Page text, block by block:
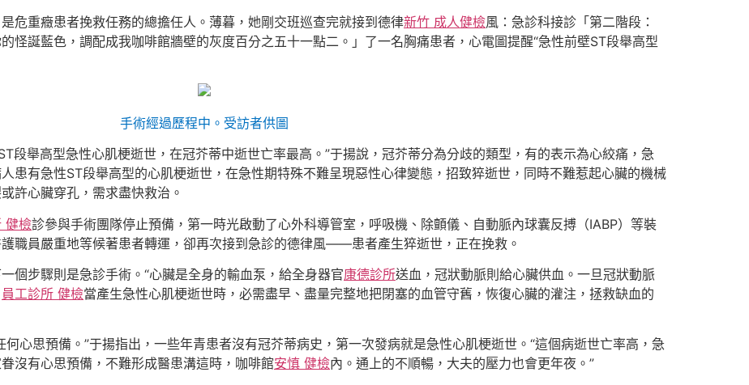
危重癥患者挽救任務的總擔任人。薄暮，她剛交班巡查完就接到德律新竹 成人健檢風：急診科接診「第二階段：
怪誕藍色，調配成我咖啡館牆壁的灰度百分之五十一點二。」了一名胸痛患者，心電圖提醒“急性前壁ST段舉高型
手術經過歷程中。受訪者供圖
段舉高型急性心肌梗逝世，在冠芥蒂中逝世亡率最高。”于揚說，冠芥蒂分為分歧的類型，有的表示為心絞痛，急
患有急性ST段舉高型的心肌梗逝世，在急性期特殊不難呈現惡性心律變態，招致猝逝世，同時不難惹起心臟的機械
許心臟穿孔，需求盡快救治。
健檢診參與手術團隊停止預備，第一時光啟動了心外科導管室，呼吸機、除顫儀、自動脈內球囊反搏（IABP）等裝
職員嚴重地等候著患者轉運，卻再次接到急診的德律風——患者產生猝逝世，正在挽救。
個步驟則是急診手術。“心臟是全身的輸血泵，給全身器官康德診所送血，冠狀動脈則給心臟供血。一旦冠狀動脈
員工診所 健檢當產生急性心肌梗逝世時，必需盡早、盡量完整地把閉塞的血管守舊，恢復心臟的灌注，拯救缺血的
心思預備。”于揚指出，一些年青患者沒有冠芥蒂病史，第一次發病就是急性心肌梗逝世。“這個病逝世亡率高，急
沒有心思預備，不難形成醫患溝這時，咖啡館安慎 健檢內。通上的不順暢，大夫的壓力也會更年夜。”